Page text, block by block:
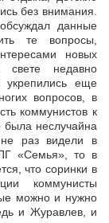
без внимания.
данные
те вопросы,
новых
недавно
еще
вопросов, в
коммунистов к
неслучайна
не раз видели в
«Семья», то в
что соринки в
коммунисты
можно и нужно
и Журавлев, и